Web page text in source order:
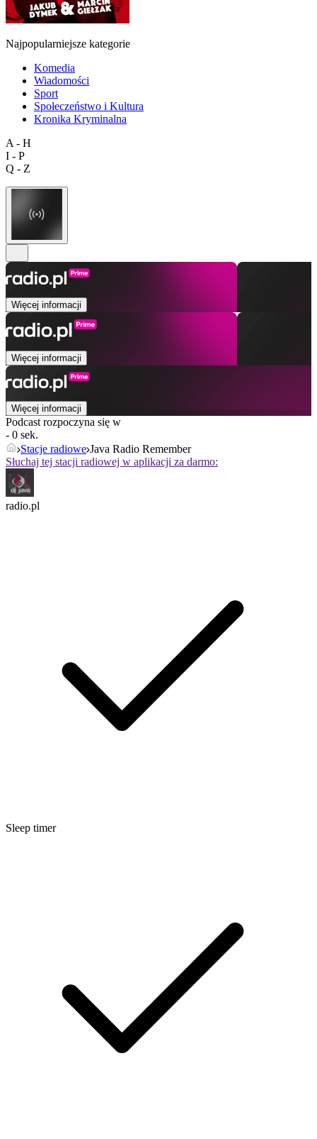
Najpopularniejsze kategorie
Komedia
Wiadomości
Sport
Społeczeństwo i Kultura
Kronika Kryminalna
A - H
I - P
Q - Z
Więcej informacji
Więcej informacji
Więcej informacji
Podcast rozpoczyna się w
- 0 sek.
Stacje radiowe Java Radio Remember
Słuchaj tej stacji radiowej w aplikacji za darmo:
radio.pl
Sleep timer